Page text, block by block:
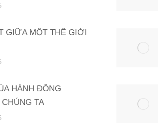
GIỮA MỘT THẾ GIỚI
HÀNH ĐỘNG
TA